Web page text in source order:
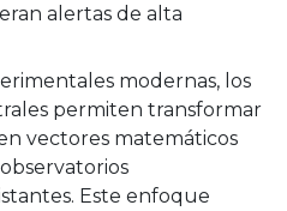
alertas de alta
modernas, los
permiten transformar
vectores matemáticos
Este enfoque